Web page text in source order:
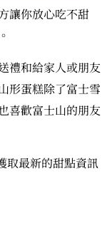
讓你放心吃不甜
禮和給家人或朋友
形蛋糕除了富士雪
喜歡富士山的朋友
取最新的甜點資訊